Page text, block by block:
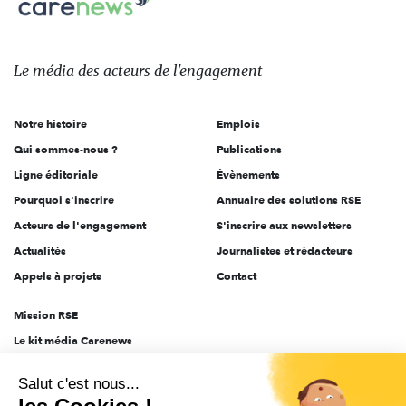
sur:
Le
des
l'engagement
Le média des acteurs de l'engagement
Notre histoire
Qui sommes-nous ?
Ligne éditoriale
Pourquoi s'inscrire
Acteurs de l'engagement
Actualités
Appels à projets
Emplois
Publications
Évènements
Annuaire des solutions RSE
S'inscrire aux newsletters
Journalistes et rédacteurs
Contact
Mission RSE
Le kit média Carenews
AEF info
Salut c'est nous...